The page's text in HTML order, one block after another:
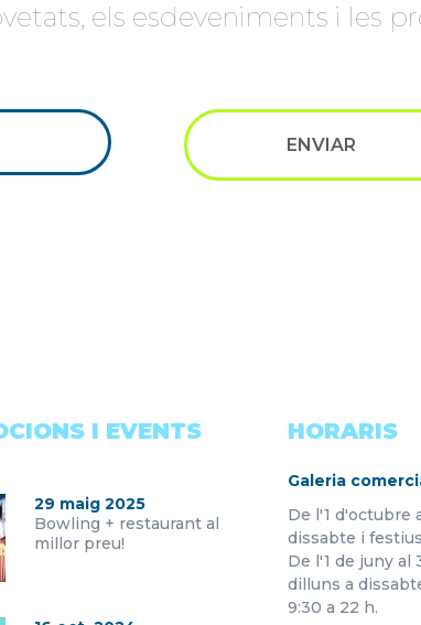
els esdeveniments i les
I EVENTS
29 maig 2025
Bowling + restaurant al
millor preu!
HORARIS
Galeria
De l'1 d'octubre
dissabte i
De l'1 de juny al
dilluns a
9:30 a 22 h.